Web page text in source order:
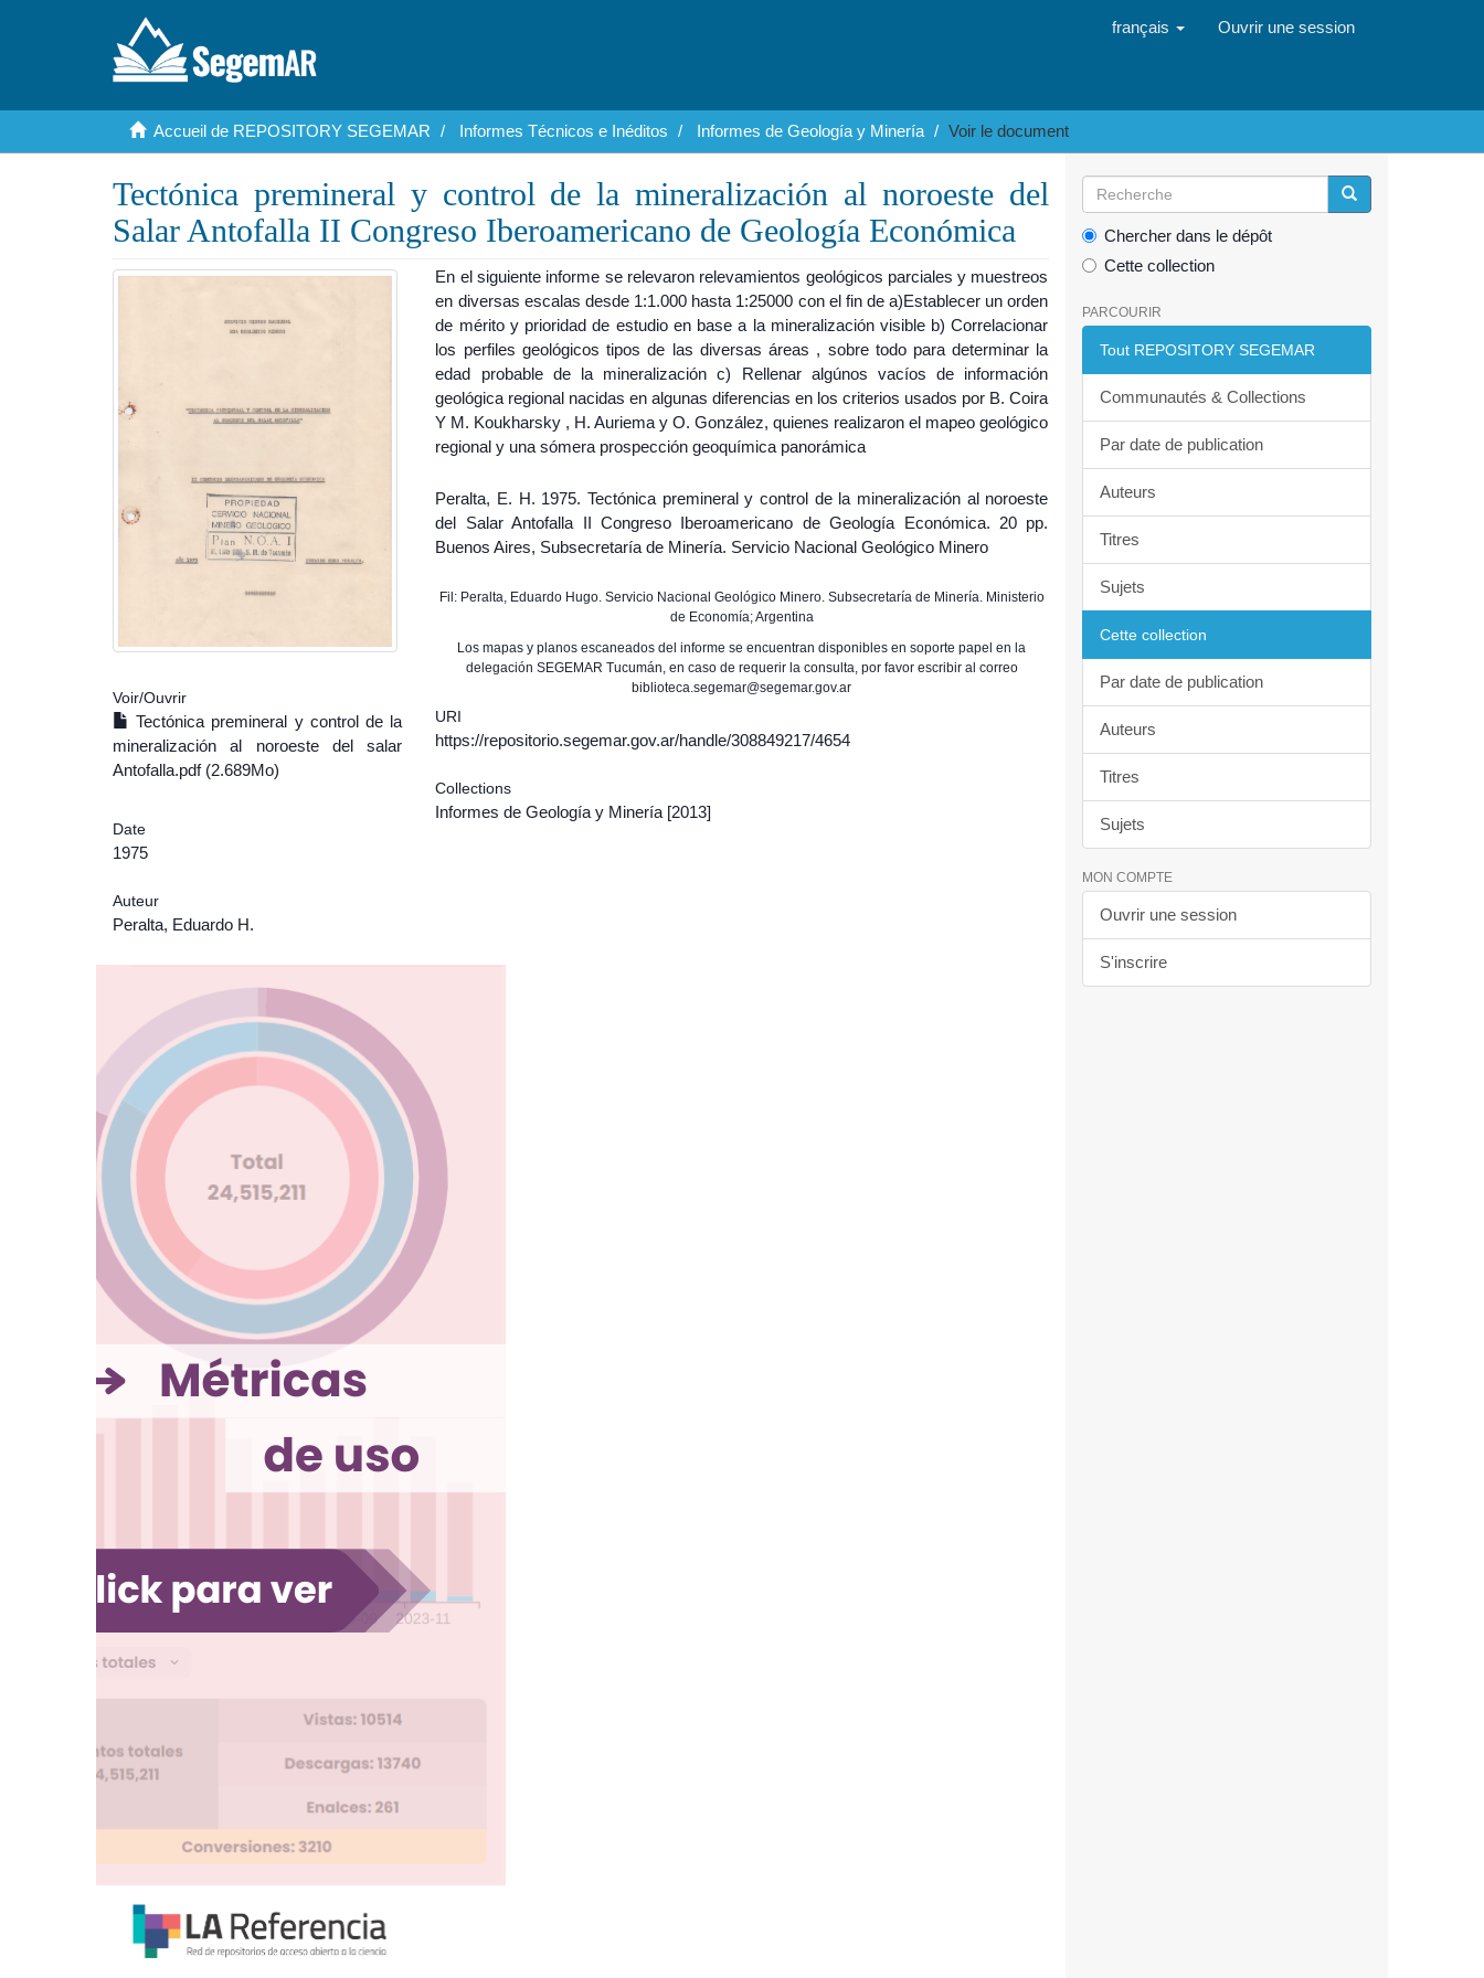
français Ouvrir une session
Accueil de REPOSITORY SEGEMAR Informes Técnicos e Inéditos Informes de Geología y Minería Voir le document
Tectónica premineral y control de la mineralización al noroeste del
Salar Antofalla II Congreso Iberoamericano de Geología Económica
Voir/Ouvrir
Tectónica premineral y control de la
mineralización al noroeste del salar
Antofalla.pdf (2.689Mo)
Date
1975
Auteur
Peralta, Eduardo H.
En el siguiente informe se relevaron relevamientos geológicos parciales y muestreos
en diversas escalas desde 1:1.000 hasta 1:25000 con el fin de a)Establecer un orden
de mérito y prioridad de estudio en base a la mineralización visible b) Correlacionar
los perfiles geológicos tipos de las diversas áreas , sobre todo para determinar la
edad probable de la mineralización c) Rellenar algúnos vacíos de información
geológica regional nacidas en algunas diferencias en los criterios usados por B. Coira
Y M. Koukharsky , H. Auriema y O. González, quienes realizaron el mapeo geológico
regional y una sómera prospección geoquímica panorámica
Peralta, E. H. 1975. Tectónica premineral y control de la mineralización al noroeste
del Salar Antofalla II Congreso Iberoamericano de Geología Económica. 20 pp.
Buenos Aires, Subsecretaría de Minería. Servicio Nacional Geológico Minero
Fil: Peralta, Eduardo Hugo. Servicio Nacional Geológico Minero. Subsecretaría de Minería. Ministerio
de Economía; Argentina
Los mapas y planos escaneados del informe se encuentran disponibles en soporte papel en la
delegación SEGEMAR Tucumán, en caso de requerir la consulta, por favor escribir al correo
biblioteca.segemar@segemar.gov.ar
URI
https://repositorio.segemar.gov.ar/handle/308849217/4654
Collections
Informes de Geología y Minería [2013]
Chercher dans le dépôt
Cette collection
PARCOURIR
Tout REPOSITORY SEGEMAR
Communautés & Collections
Par date de publication
Auteurs
Titres
Sujets
Cette collection
Par date de publication
Auteurs
Titres
Sujets
MON COMPTE
Ouvrir une session
S'inscrire